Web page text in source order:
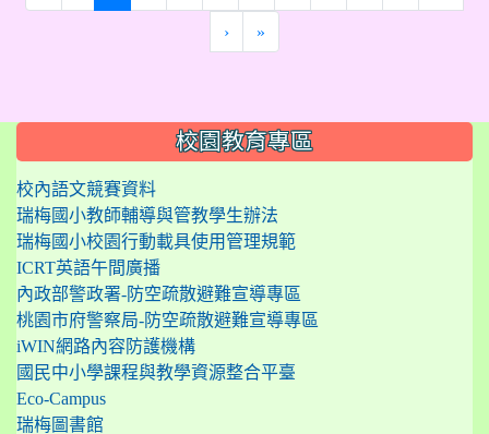
› »
::: 校園教育專區
校內語文競賽資料
瑞梅國小教師輔導與管教學生辦法
瑞梅國小校園行動載具使用管理規範
ICRT英語午間廣播
內政部警政署-防空疏散避難宣導專區
桃園市府警察局-防空疏散避難宣導專區
iWIN網路內容防護機構
國民中小學課程與教學資源整合平臺
Eco-Campus
瑞梅圖書館